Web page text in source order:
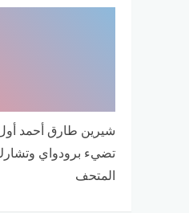
شيرين طارق أحمد
تضيء برودواي
المتحف